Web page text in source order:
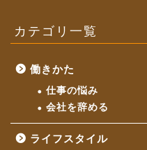
カテゴリ一覧
働きかた
仕事の悩み
会社を辞める
ライフスタイル